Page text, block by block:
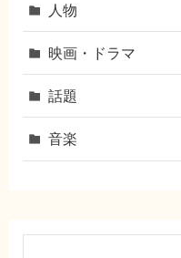
人物
映画・ドラマ
話題
音楽